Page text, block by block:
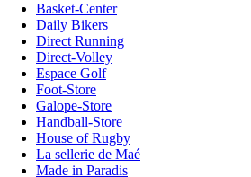
Basket-Center
Daily Bikers
Direct Running
Direct-Volley
Espace Golf
Foot-Store
Galope-Store
Handball-Store
House of Rugby
La sellerie de Maé
Made in Paradis